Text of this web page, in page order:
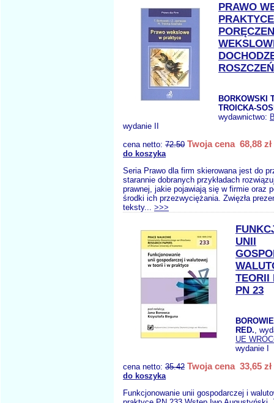
PRAWO
PRAKTYCE
BORKOWSKI
TROICKA-
wydawnictwo:
wydanie II
cena netto: 72.50 Twoja cena 68,88 zł
do koszyka
Seria Prawo dla firm skierowana jest do
starannie dobranych przykładach
prawnej, jakie pojawiają się w firmie oraz
środki ich przezwyciężania. Zwięzła
teksty... >>>
UNII
TEORII
PN 23
RED.,
UE
wydanie I
cena netto: 35.42 Twoja cena 33,65 zł
do koszyka
Funkcjonowanie unii gospodarczej i